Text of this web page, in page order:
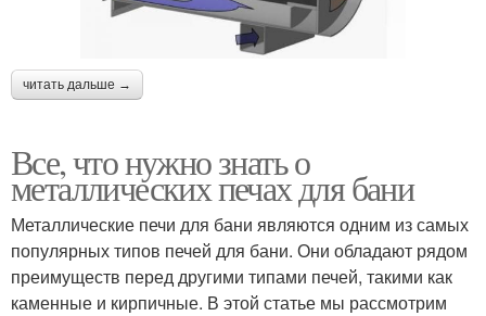
читать дальше →
Все, что нужно знать о
металлических печах для бани
Металлические печи для бани являются одним из самых
популярных типов печей для бани. Они обладают рядом
преимуществ перед другими типами печей, такими как
каменные и кирпичные. В этой статье мы рассмотрим